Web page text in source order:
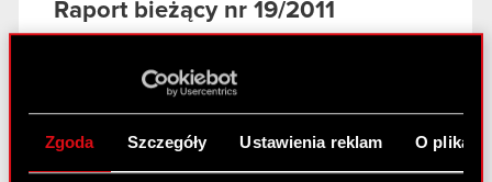
Zgoda Szczegóły Ustawienia reklam O
Raport bieżący nr 19/2011
Raport bieżący nr 19/2011
Załącznik 1